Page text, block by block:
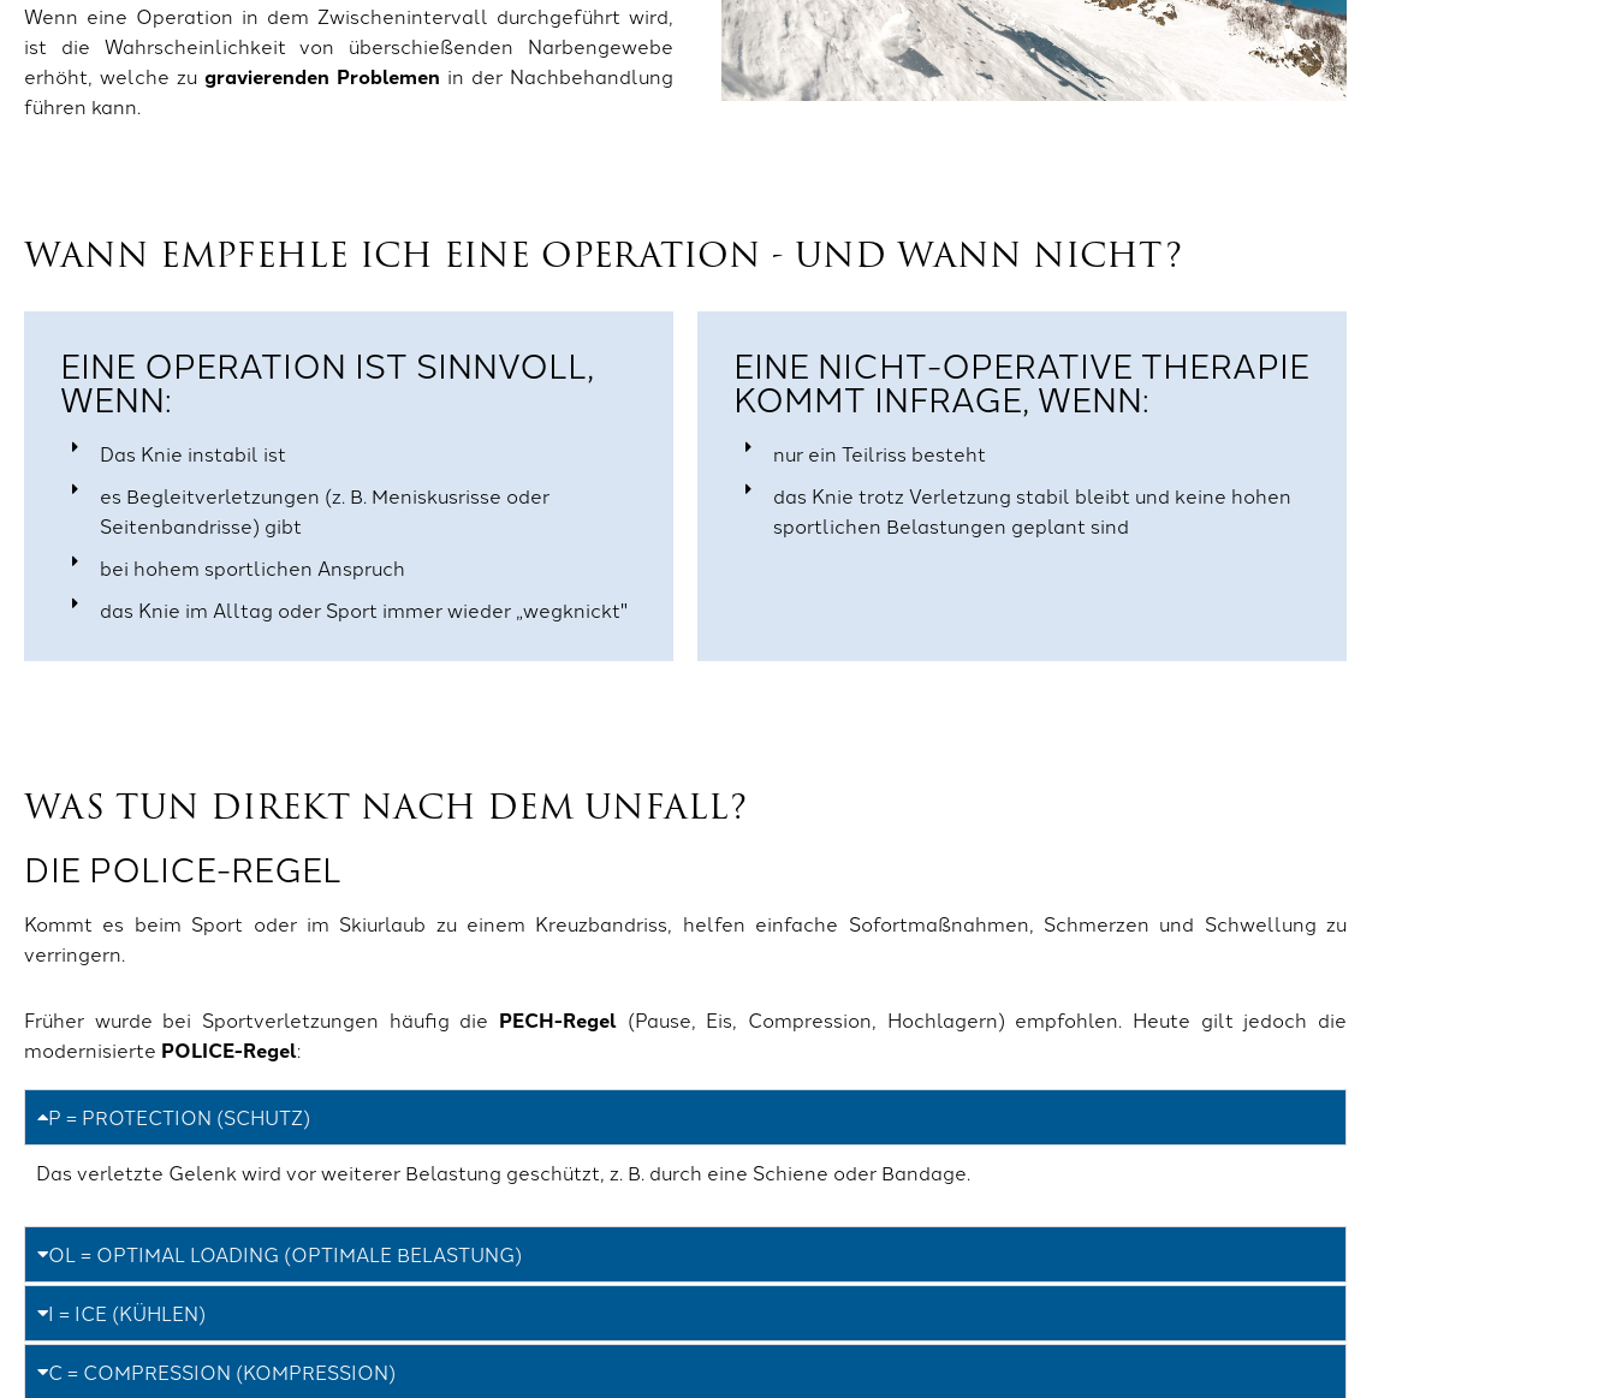
Wenn eine Operation in dem Zwischenintervall durchgeführt wird,
ist die Wahrscheinlichkeit von überschießenden Narbengewebe
erhöht, welche zu gravierenden Problemen in der Nachbehandlung
führen kann.
WANN EMPFEHLE ICH EINE OPERATION - UND WANN NICHT?
EINE OPERATION IST SINNVOLL,
WENN:
Das Knie instabil ist
es Begleitverletzungen (z. B. Meniskusrisse oder
Seitenbandrisse) gibt
bei hohem sportlichen Anspruch
das Knie im Alltag oder Sport immer wieder „wegknickt"
EINE NICHT-OPERATIVE THERAPIE
KOMMT INFRAGE, WENN:
nur ein Teilriss besteht
das Knie trotz Verletzung stabil bleibt und keine hohen
sportlichen Belastungen geplant sind
WAS TUN DIREKT NACH DEM UNFALL?
DIE POLICE-REGEL
Kommt es beim Sport oder im Skiurlaub zu einem Kreuzbandriss, helfen einfache Sofortmaßnahmen, Schmerzen und Schwellung zu
verringern.
Früher wurde bei Sportverletzungen häufig die PECH-Regel (Pause, Eis, Compression, Hochlagern) empfohlen. Heute gilt jedoch die
modernisierte POLICE-Regel:
P = PROTECTION (SCHUTZ)
Das verletzte Gelenk wird vor weiterer Belastung geschützt, z. B. durch eine Schiene oder Bandage.
OL = OPTIMAL LOADING (OPTIMALE BELASTUNG)
I = ICE (KÜHLEN)
C = COMPRESSION (KOMPRESSION)